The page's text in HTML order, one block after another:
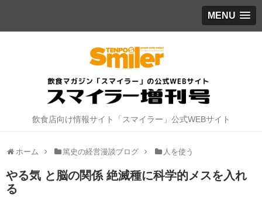
MENU
飲食店向け情報サイト「スマイラー」公式WEBサイト
ホーム 篤史の経営漫談ブログ 人を使う
やる気 と脳の関係 絶滅種に科学的メスを入れ
る